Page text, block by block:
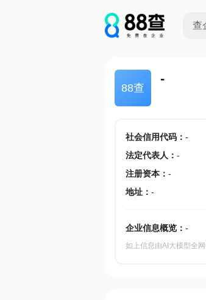
查
88查
-
社会信用代码： -
法定代表人 ： -
注册资本： -
地址： -
企业信息概览： -
如上信息由AI大模型全